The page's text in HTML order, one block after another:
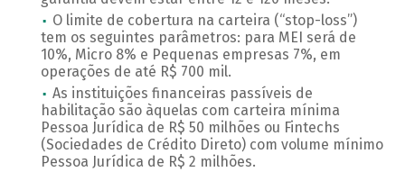
O limite de cobertura na carteira (“stop-loss”)
tem os seguintes parâmetros: para MEI será de
10%, Micro 8% e Pequenas empresas 7%, em
operações de até R$ 700 mil.
As instituições financeiras passíveis de
habilitação são àquelas com carteira mínima
Pessoa Jurídica de R$ 50 milhões ou Fintechs
(Sociedades de Crédito Direto) com volume mínimo
Pessoa Jurídica de R$ 2 milhões.